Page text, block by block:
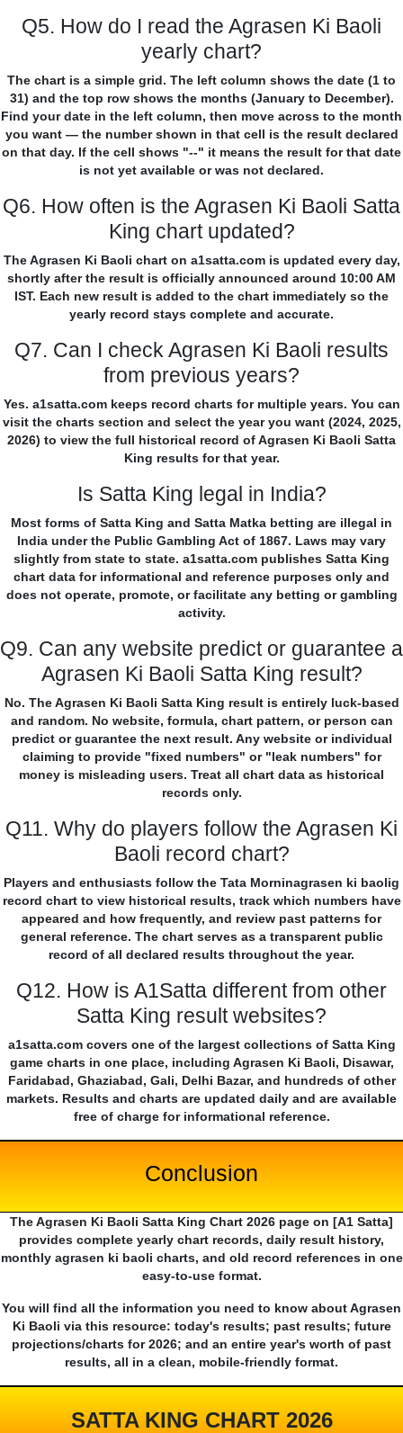
Q5. How do I read the Agrasen Ki Baoli
yearly chart?
The chart is a simple grid. The left column shows the date (1 to
31) and the top row shows the months (January to December).
Find your date in the left column, then move across to the month
you want — the number shown in that cell is the result declared
on that day. If the cell shows "--" it means the result for that date
is not yet available or was not declared.
Q6. How often is the Agrasen Ki Baoli Satta
King chart updated?
The Agrasen Ki Baoli chart on a1satta.com is updated every day,
shortly after the result is officially announced around 10:00 AM
IST. Each new result is added to the chart immediately so the
yearly record stays complete and accurate.
Q7. Can I check Agrasen Ki Baoli results
from previous years?
Yes. a1satta.com keeps record charts for multiple years. You can
visit the charts section and select the year you want (2024, 2025,
2026) to view the full historical record of Agrasen Ki Baoli Satta
King results for that year.
Is Satta King legal in India?
Most forms of Satta King and Satta Matka betting are illegal in
India under the Public Gambling Act of 1867. Laws may vary
slightly from state to state. a1satta.com publishes Satta King
chart data for informational and reference purposes only and
does not operate, promote, or facilitate any betting or gambling
activity.
Q9. Can any website predict or guarantee a
Agrasen Ki Baoli Satta King result?
No. The Agrasen Ki Baoli Satta King result is entirely luck-based
and random. No website, formula, chart pattern, or person can
predict or guarantee the next result. Any website or individual
claiming to provide "fixed numbers" or "leak numbers" for
money is misleading users. Treat all chart data as historical
records only.
Q11. Why do players follow the Agrasen Ki
Baoli record chart?
Players and enthusiasts follow the Tata Morninagrasen ki baolig
record chart to view historical results, track which numbers have
appeared and how frequently, and review past patterns for
general reference. The chart serves as a transparent public
record of all declared results throughout the year.
Q12. How is A1Satta different from other
Satta King result websites?
a1satta.com covers one of the largest collections of Satta King
game charts in one place, including Agrasen Ki Baoli, Disawar,
Faridabad, Ghaziabad, Gali, Delhi Bazar, and hundreds of other
markets. Results and charts are updated daily and are available
free of charge for informational reference.
Conclusion
The Agrasen Ki Baoli Satta King Chart 2026 page on [A1 Satta]
provides complete yearly chart records, daily result history,
monthly agrasen ki baoli charts, and old record references in one
easy-to-use format.
You will find all the information you need to know about Agrasen
Ki Baoli via this resource: today's results; past results; future
projections/charts for 2026; and an entire year's worth of past
results, all in a clean, mobile-friendly format.
SATTA KING CHART 2026